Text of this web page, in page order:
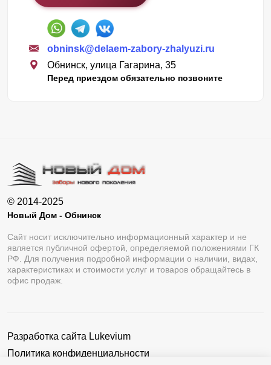
obninsk@delaem-zabory-zhalyuzi.ru
Обнинск, улица Гагарина, 35
Перед приездом обязательно позвоните
© 2014-2025
Новый Дом - Обнинск
Сайт носит исключительно информационный характер и не
является публичной офертой, определяемой положениями ГК
РФ. Для получения подробной информации о наличии, видах,
характеристиках и стоимости услуг и товаров обращайтесь в
офис продаж.
Разработка сайта Lukevium
Политика конфиденциальности